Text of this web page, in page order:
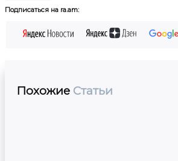
Подписаться на ra.am:
Похожие Статьи